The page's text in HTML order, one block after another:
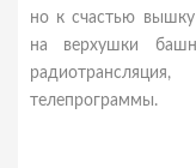
но к счастью вышку
на верхушки
телепрограммы.